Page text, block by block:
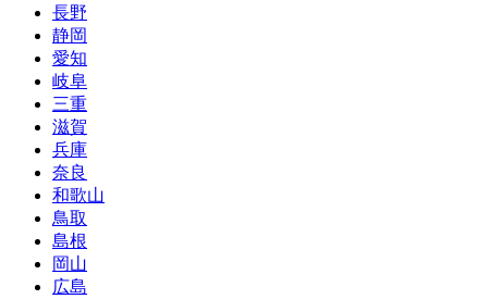
長野
静岡
愛知
岐阜
三重
滋賀
兵庫
奈良
和歌山
鳥取
島根
岡山
広島